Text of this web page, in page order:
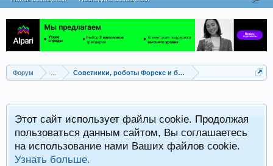
Форум Советники, роботы Форекс и бинарных опционов
Этот сайт использует файлы cookie. Продолжая
пользоваться данным сайтом, Вы соглашаетесь
на использование нами Ваших файлов cookie.
Узнать больше.